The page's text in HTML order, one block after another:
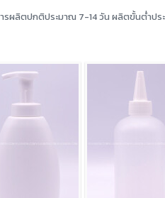
ผลิตปกติประมาณ 7-14 วัน ผลิตขั้นต่ำป